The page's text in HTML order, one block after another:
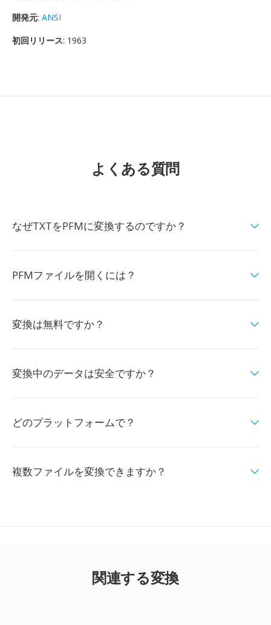
開発元: ANSI
初回リリース: 1963
よくある質問
なぜTXTをPFMに変換するのですか？
PFMファイルを開くには？
変換は無料ですか？
変換中のデータは安全ですか？
どのプラットフォームで？
複数ファイルを変換できますか？
関連する変換